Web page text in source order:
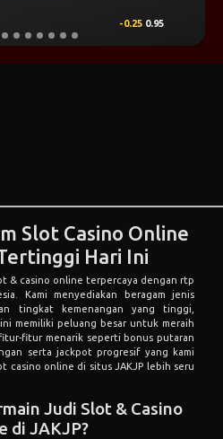
-0.25 0.95
Slot Casino Online
Hari Ini
& casino online terpercaya dengan rtp
Kami menyediakan beragam jenis
tingkat kemenangan yang tinggi,
memiliki peluang besar untuk meraih
fitur menarik seperti bonus putaran
serta jackpot progresif yang kami
casino online di situs JAKJP lebih seru
Judi Slot & Casino
di JAKJP?